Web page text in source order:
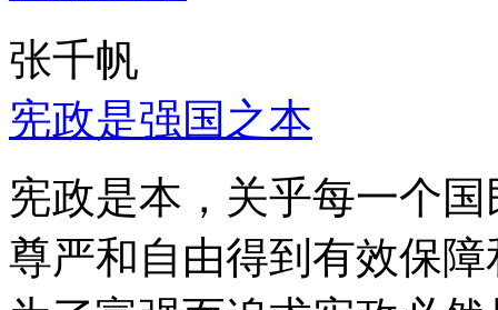
张千帆
宪政是强国之本
宪政是本，关乎每一个
尊严和自由得到有效保